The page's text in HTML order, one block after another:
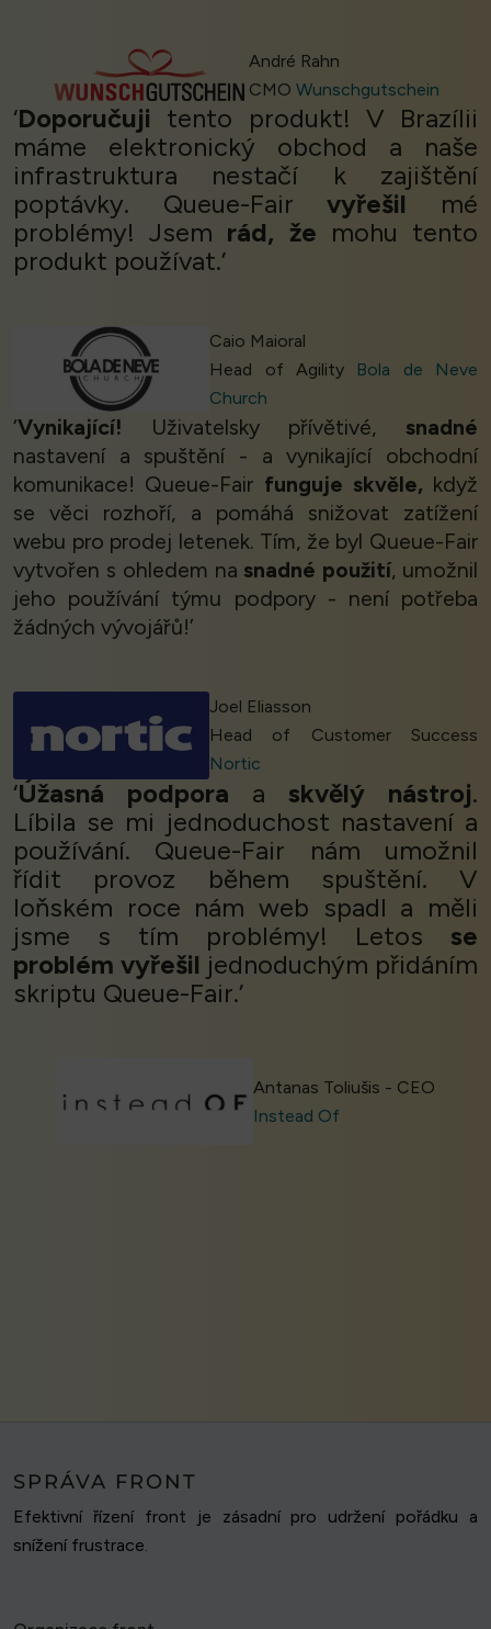
André Rahn
CMO Wunschgutschein
‘Doporučuji tento produkt! V Brazílii
máme elektronický obchod a naše
infrastruktura nestačí k zajištění
poptávky. Queue-Fairvyřešil mé
problémy! Jsem rád, že mohu tento
produkt používat.’
Caio Maioral
Head of Agility Bola de Neve
Church
‘Vynikající! Uživatelsky přívětivé, snadné
nastavení a spuštění - a vynikající obchodní
komunikace! Queue-Fair funguje skvěle, když
se věci rozhoří, a pomáhá snižovat zatížení
webu pro prodej letenek. Tím, že byl Queue-Fair
vytvořen s ohledem na snadné použití, umožnil
jeho používání týmu podpory - není potřeba
žádných vývojářů!’
Joel Eliasson
Head of Customer Success
Nortic
‘Úžasná podpora a skvělý nástroj.
Líbila se mi jednoduchost nastavení a
používání. Queue-Fair nám umožnil
řídit provoz během spuštění. V
loňském roce nám web spadl a měli
jsme s tím problémy! Letos se
problém vyřešil jednoduchým přidáním
skriptu Queue-Fair.’
Antanas Toliušis - CEO
Instead Of
SPRÁVA FRONT
Efektivní řízení front je zásadní pro udržení pořádku a
snížení frustrace.